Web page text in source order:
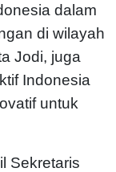
dalam
di wilayah
Jodi, juga
Indonesia
untuk
Sekretaris